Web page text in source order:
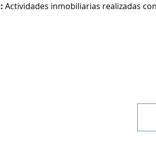
Actividades inmobiliarias realizadas